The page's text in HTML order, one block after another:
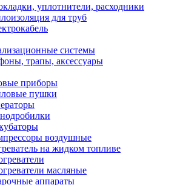
уплотнители, расходники
для труб
системы
трапы, аксессуары
приборы
пушки
воздушные
на жидком топливе
масляные
аппараты